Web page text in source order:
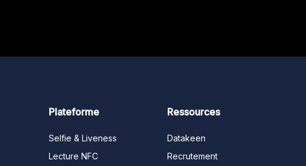
Plateforme
Selfie & Liveness
Lecture NFC
Ressources
Datakeen
Recrutement